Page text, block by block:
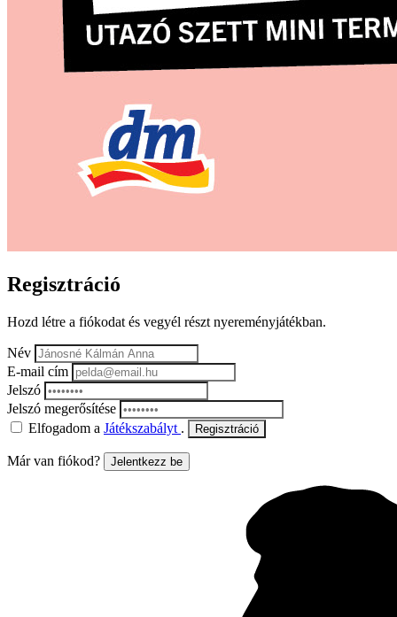
Regisztráció
Hozd létre a fiókodat és vegyél részt nyereményjátékban.
Név
E-mail cím
Jelszó
Jelszó megerősítése
Elfogadom a Játékszabályt . Regisztráció
Már van fiókod? Jelentkezz be